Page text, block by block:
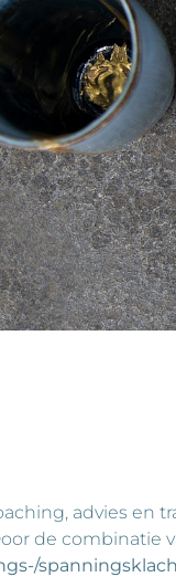
advies en
de combinatie